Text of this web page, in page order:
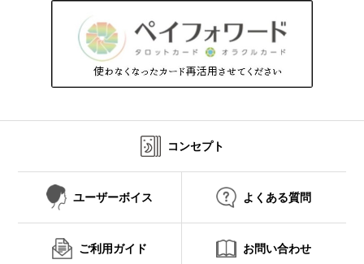
コンセプト
ユーザーボイス よくある質問
ご利用ガイド お問い合わせ